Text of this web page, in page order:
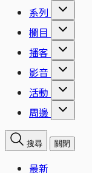
系列
欄目
播客
影音
活動
周邊
搜尋 關閉
最新